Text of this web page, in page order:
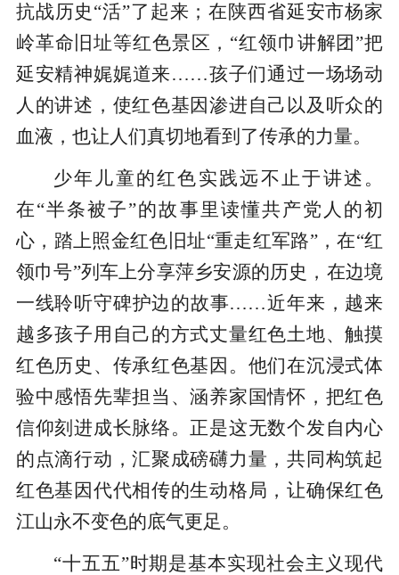
抗战历史“活”了起来；在陕西省延安市杨家
岭革命旧址等红色景区，“红领巾讲解团”把
延安精神娓娓道来……孩子们通过一场场动
人的讲述，使红色基因渗进自己以及听众的
血液，也让人们真切地看到了传承的力量。
少年儿童的红色实践远不止于讲述。
在“半条被子”的故事里读懂共产党人的初
心，踏上照金红色旧址“重走红军路”，在“红
领巾号”列车上分享萍乡安源的历史，在边境
一线聆听守碑护边的故事……近年来，越来
越多孩子用自己的方式丈量红色土地、触摸
红色历史、传承红色基因。他们在沉浸式体
验中感悟先辈担当、涵养家国情怀，把红色
信仰刻进成长脉络。正是这无数个发自内心
的点滴行动，汇聚成磅礴力量，共同构筑起
红色基因代代相传的生动格局，让确保红色
江山永不变色的底气更足。
“十五五”时期是基本实现社会主义现代